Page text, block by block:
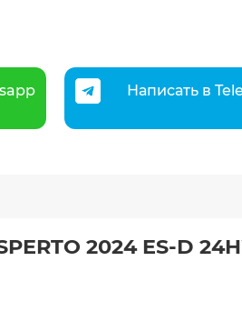
Написать в
2024 ES-D